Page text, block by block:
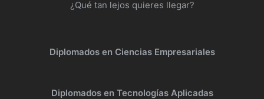
¿Qué tan lejos quieres llegar?
Diplomados en Ciencias Empresariales
Diplomados en Tecnologías Aplicadas